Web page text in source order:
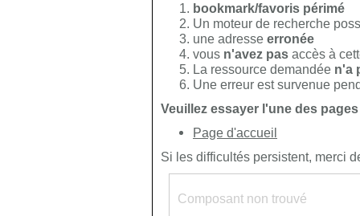
bookmark/favoris périmé
Un moteur de recherche
une adresse erronée
vous n'avez pas accès à
La ressource demandée n'a
Une erreur est survenue
Veuillez essayer l'une des
Page d'accueil
Si les difficultés persistent, merci
Composant non trouvé